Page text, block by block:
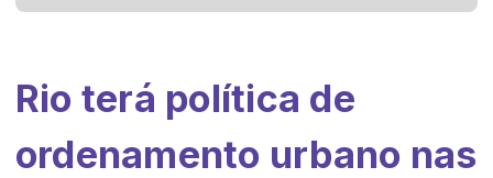
Rio terá política de
ordenamento urbano nas